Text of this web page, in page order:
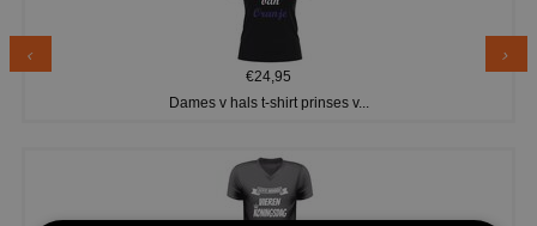
€24,95
Dames v hals t-shirt prinses v...